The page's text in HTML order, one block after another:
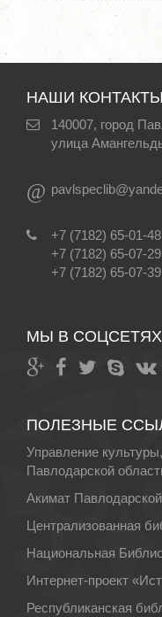
НАШИ КОНТАКТЫ
140007, город
улица
@
+7 (7182) 65-01-48
+7 (7182) 65-07-29
+7 (7182) 65-07-39
МЫ В СОЦСЕТЯХ
ПОЛЕЗНЫЕ
Управление
Павлодарской
Акимат
Централизованная
Национальная
Интернет-проект
Республиканская